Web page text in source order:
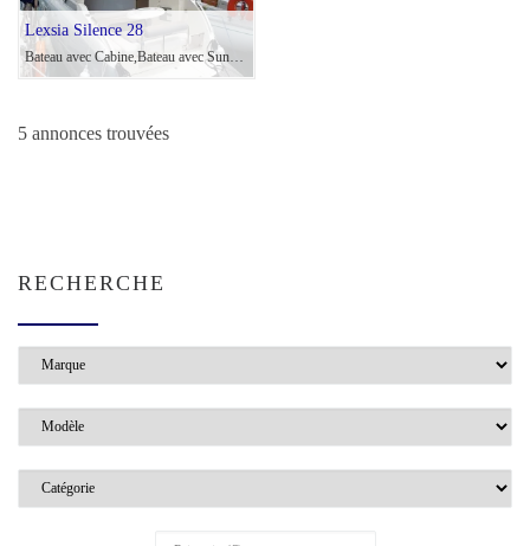
Lexsia Silence 28
Bateau avec Cabine,Bateau avec Sundeck,Day Cruiser - 2007 - 7.48m - 190cv Volvo D3- Volvo Penta
5 annonces trouvées
RECHERCHE